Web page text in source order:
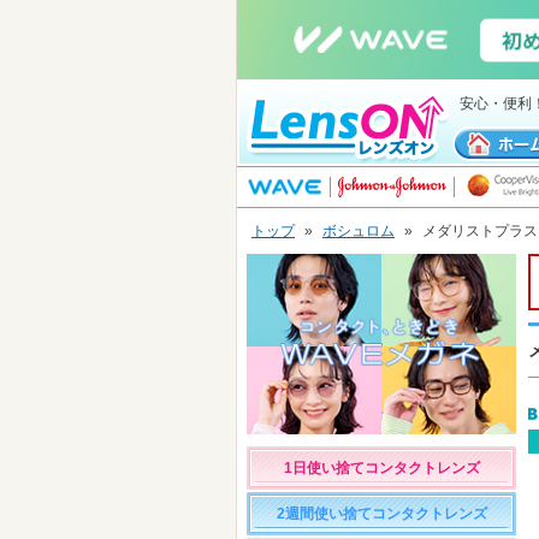
安心・便利
トップ » ボシュロム » メダリストプラス
1日使い捨てコンタクトレンズ
2週間使い捨てコンタクトレンズ